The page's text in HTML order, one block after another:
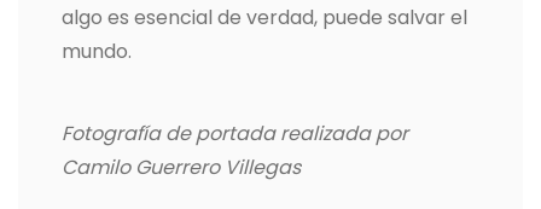
algo es esencial de verdad, puede salvar el
mundo.
Fotografía de portada realizada por
Camilo Guerrero Villegas